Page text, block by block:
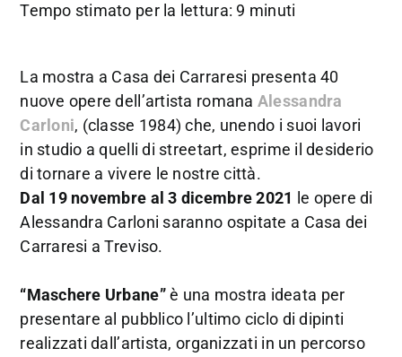
Tempo stimato per la lettura: 9 minuti
La mostra a Casa dei Carraresi presenta 40
nuove opere dell’artista romana Alessandra
Carloni, (classe 1984) che, unendo i suoi lavori
in studio a quelli di streetart, esprime il desiderio
di tornare a vivere le nostre città.
Dal 19 novembre al 3 dicembre 2021 le opere di
Alessandra Carloni saranno ospitate a Casa dei
Carraresi a Treviso.
“Maschere Urbane”è una mostra ideata per
presentare al pubblico l’ultimo ciclo di dipinti
realizzati dall’artista, organizzati in un percorso